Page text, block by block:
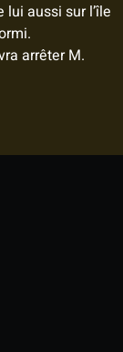
aussi sur l’île
arrêter M.